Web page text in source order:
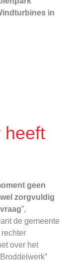
in
heeft
geen
zorgvuldig
”,
de gemeente
over het